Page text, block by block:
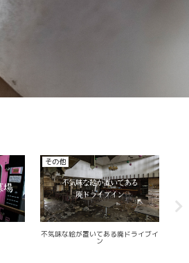
その他
不気味な絵が置いてある廃ドライブイ
ン